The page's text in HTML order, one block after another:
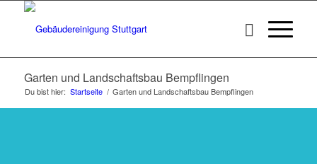
Garten und Landschaftsbau Bempflingen
Du bist hier: Startseite / Garten und Landschaftsbau Bempflingen